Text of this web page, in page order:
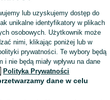
aby skontaktować się z
lub uzyskujemy dostęp do
unikalne identyfikatory w plikach
osobowych. Użytkownik może
nimi, klikając poniżej lub w
prywatności. Te wybory będą
nie będą miały wpływu na dane
Polityka Prywatności
dane w celu